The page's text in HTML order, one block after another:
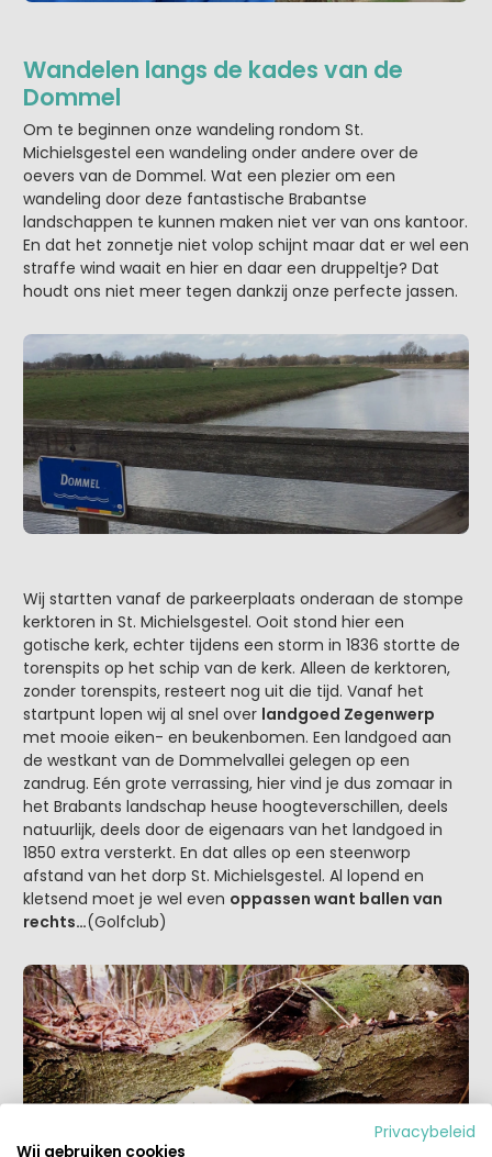
Wandelen langs de kades van de
Dommel
Om te beginnen onze wandeling rondom St.
Michielsgestel een wandeling onder andere over de
oevers van de Dommel. Wat een plezier om een
wandeling door deze fantastische Brabantse
landschappen te kunnen maken niet ver van ons kantoor.
En dat het zonnetje niet volop schijnt maar dat er wel een
straffe wind waait en hier en daar een druppeltje? Dat
houdt ons niet meer tegen dankzij onze perfecte jassen.
Wij startten vanaf de parkeerplaats onderaan de stompe
kerktoren in St. Michielsgestel. Ooit stond hier een
gotische kerk, echter tijdens een storm in 1836 stortte de
torenspits op het schip van de kerk. Alleen de kerktoren,
zonder torenspits, resteert nog uit die tijd. Vanaf het
startpunt lopen wij al snel over landgoed Zegenwerp
met mooie eiken- en beukenbomen. Een landgoed aan
de westkant van de Dommelvallei gelegen op een
zandrug. Eén grote verrassing, hier vind je dus zomaar in
het Brabants landschap heuse hoogteverschillen, deels
natuurlijk, deels door de eigenaars van het landgoed in
1850 extra versterkt. En dat alles op een steenworp
afstand van het dorp St. Michielsgestel. Al lopend en
kletsend moet je wel even oppassen want ballen van
rechts…(Golfclub)
Privacybeleid
Wij gebruiken cookies